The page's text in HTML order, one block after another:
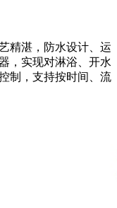
精湛，防水设计、运
，实现对淋浴、开水
制，支持按时间、流